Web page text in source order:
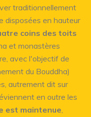
traditionnellement
disposées en hauteur
coins des toits
et monastères
avec l'objectif de
du Bouddha)
autrement dit sur
en outre les
est maintenue